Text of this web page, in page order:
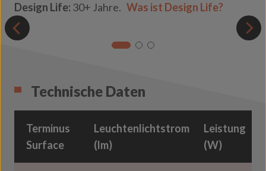
Design Life: 30+ Jahre. Was ist Design Life?
Technische Daten
Terminus
Surface
Leuchtenlichtstrom
(lm)
Leistung
(W)